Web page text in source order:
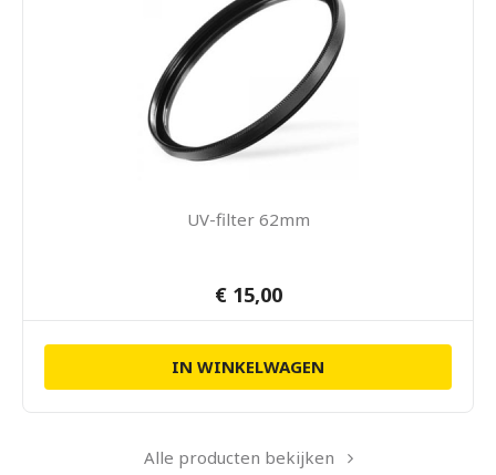
UV-filter 62mm
€ 15,00
IN WINKELWAGEN
Alle producten bekijken